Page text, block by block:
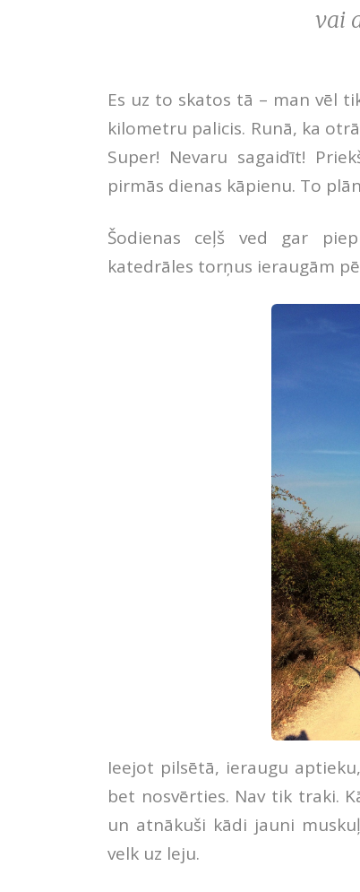
vai
Es uz to skatos tā – man vēl
kilometru palicis. Runā, ka
Super! Nevaru sagaidīt!
pirmās dienas kāpienu. To
Šodienas ceļš ved gar
katedrāles torņus ieraugām
Ieejot pilsētā, ieraugu
bet nosvērties. Nav tik traki.
un atnākuši kādi jauni
velk uz leju.